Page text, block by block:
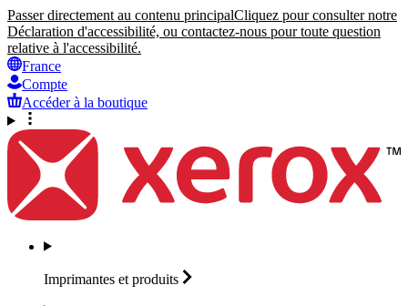
Passer directement au contenu principalCliquez pour consulter notre
Déclaration d'accessibilité, ou contactez-nous pour toute question
relative à l'accessibilité.
France
Compte
Accéder à la boutique
Imprimantes et produits